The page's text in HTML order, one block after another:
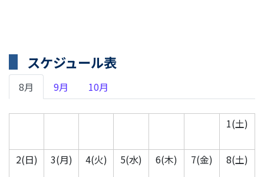
スケジュール表
8月 9月 10月
1(土)
2(日) 3(月) 4(火) 5(水) 6(木) 7(金) 8(土)